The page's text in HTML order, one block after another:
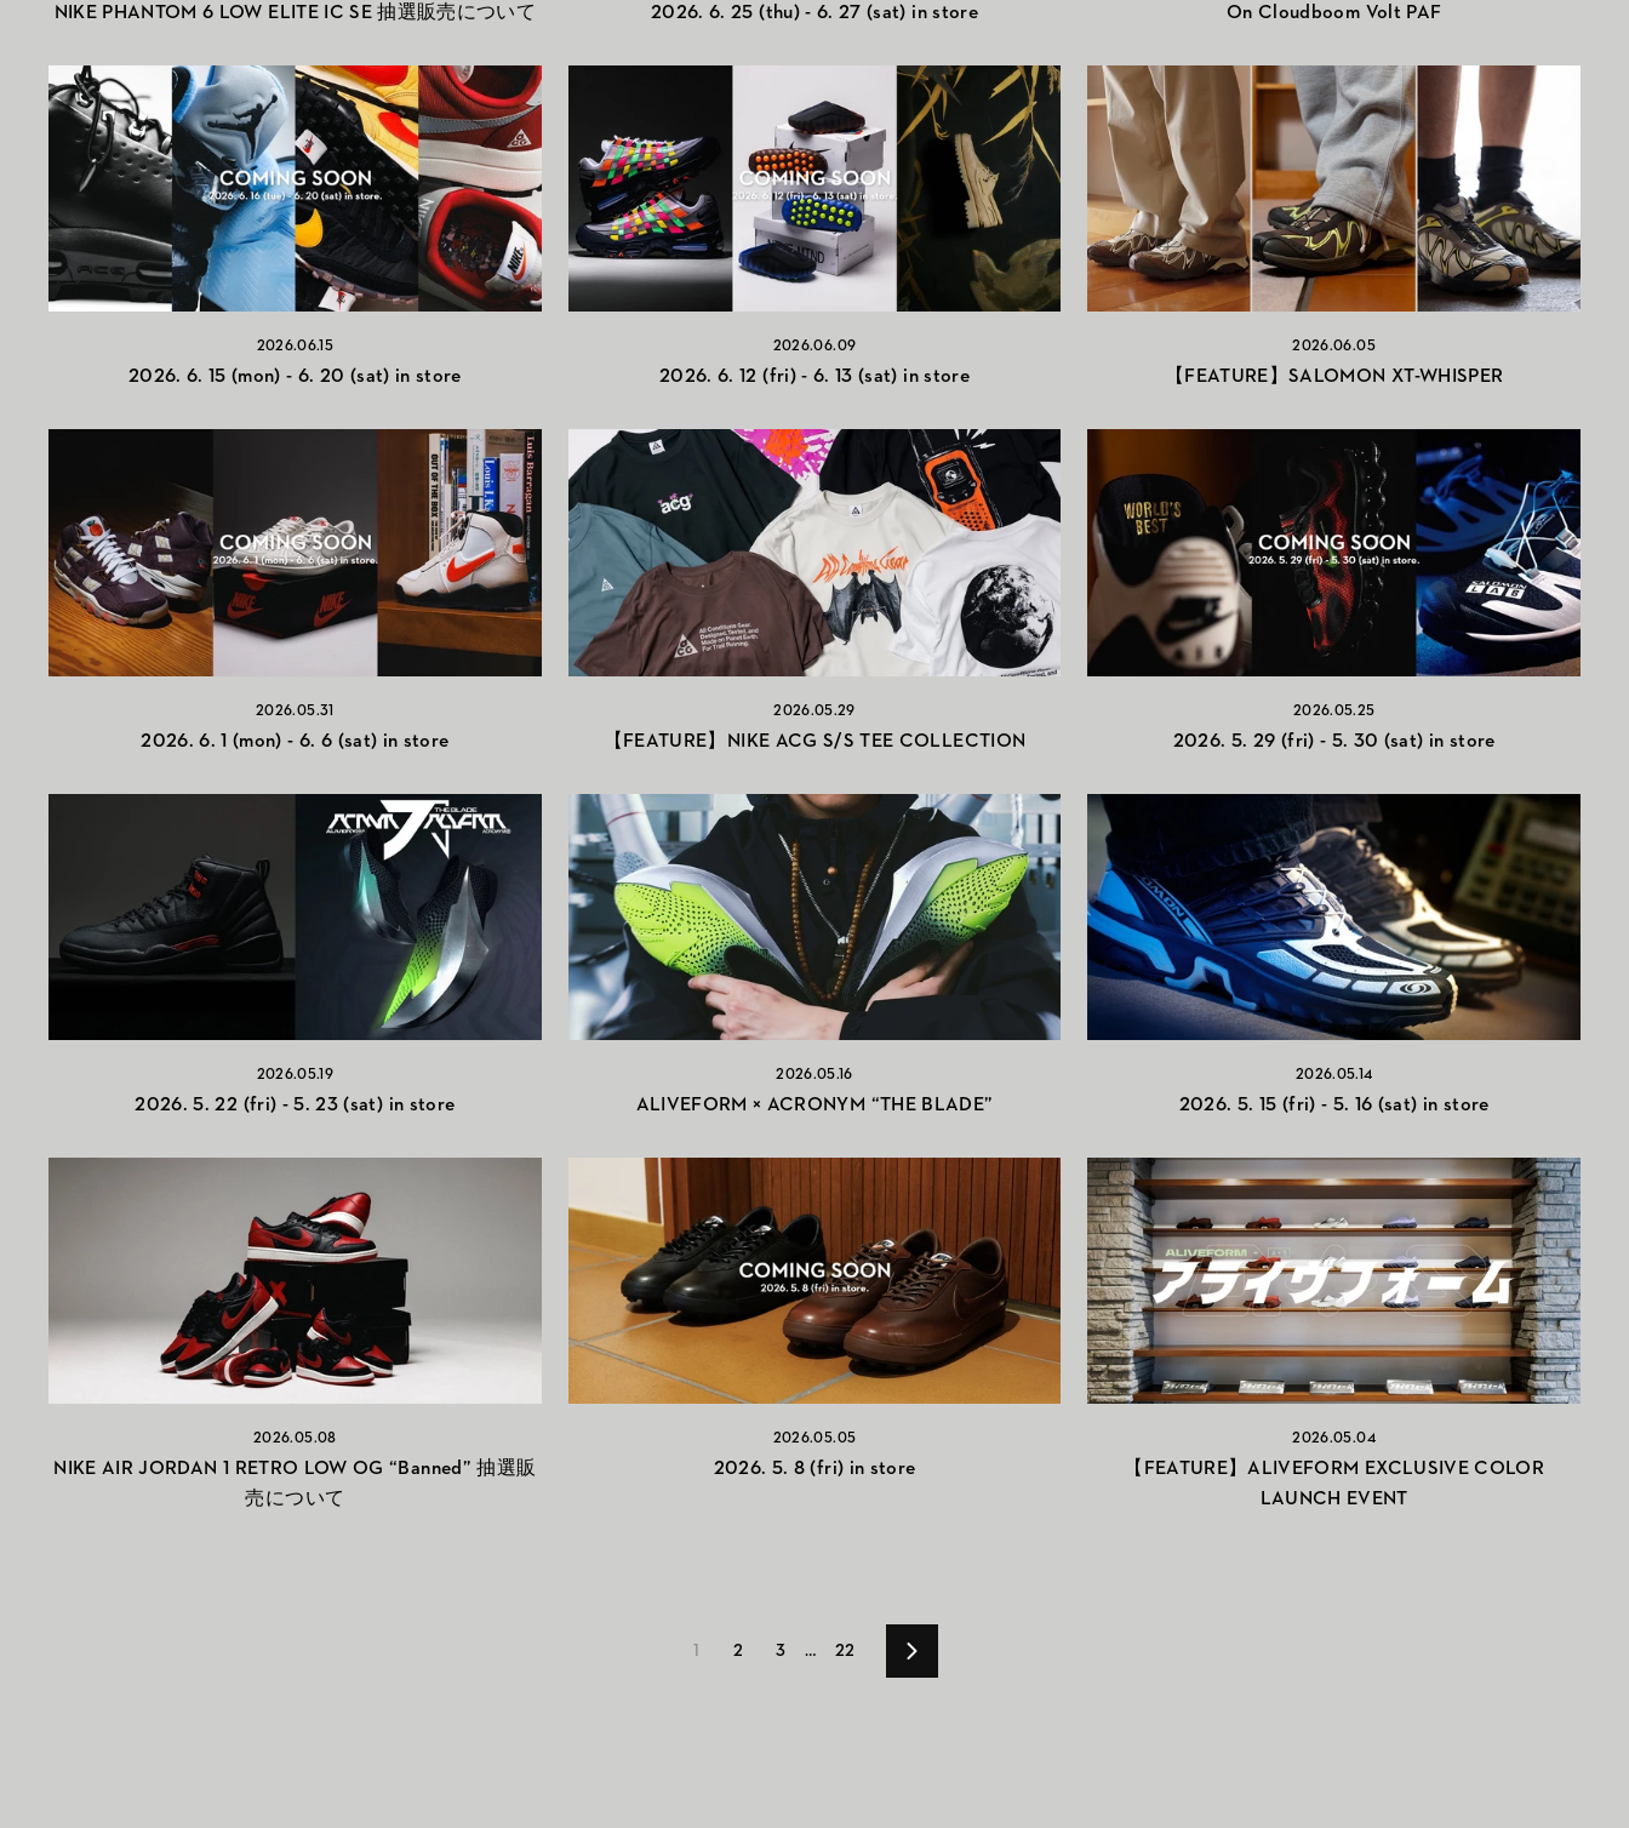
NIKE PHANTOM 6 LOW ELITE IC SE 抽選販売について 2026. 6. 25 (thu) - 6. 27 (sat) in store On Cloudboom Volt PAF
2026.06.15
2026. 6. 15 (mon) - 6. 20 (sat) in store
2026.06.09
2026. 6. 12 (fri) - 6. 13 (sat) in store
2026.06.05
【FEATURE】SALOMON XT-WHISPER
2026.05.31
2026. 6. 1 (mon) - 6. 6 (sat) in store
2026.05.29
【FEATURE】NIKE ACG S/S TEE COLLECTION
2026.05.25
2026. 5. 29 (fri) - 5. 30 (sat) in store
2026.05.19
2026. 5. 22 (fri) - 5. 23 (sat) in store
2026.05.16
ALIVEFORM × ACRONYM “THE BLADE”
2026.05.14
2026. 5. 15 (fri) - 5. 16 (sat) in store
2026.05.08
NIKE AIR JORDAN 1 RETRO LOW OG “Banned” 抽選販
売について
2026.05.05
2026. 5. 8 (fri) in store
2026.05.04
【FEATURE】ALIVEFORM EXCLUSIVE COLOR
LAUNCH EVENT
2 3 … 22
次
の